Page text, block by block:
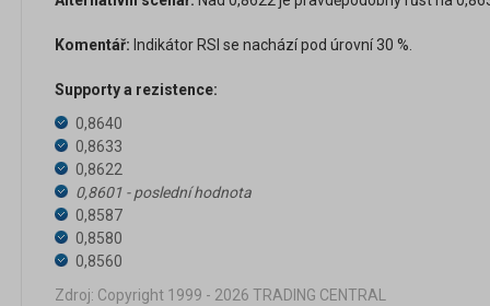
Komentář: Indikátor RSI se nachází pod úrovní 30 %.
Supporty a rezistence:
0,8640
0,8633
0,8622
0,8601 - poslední hodnota
0,8587
0,8580
0,8560
Zdroj: Copyright 1999 - 2026 TRADING CENTRAL